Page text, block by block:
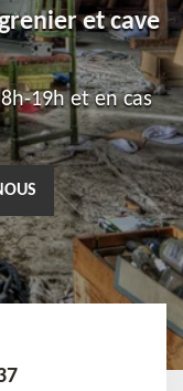
et cave
19h et en cas